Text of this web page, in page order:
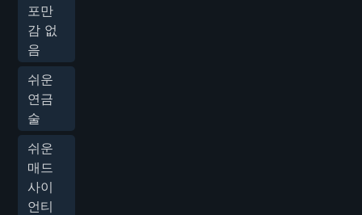
포만
감 없
음
쉬운
연금
술
쉬운
매드
사이
언티